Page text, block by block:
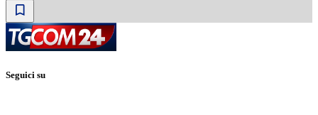
Seguici su